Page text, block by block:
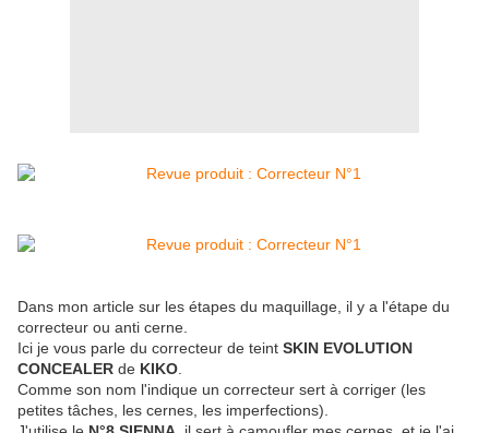
Dans mon article sur les étapes du maquillage, il y a l'étape du
correcteur ou anti cerne.
Ici je vous parle du correcteur de teint SKIN EVOLUTION
CONCEALER de KIKO
Comme son nom l'indique un correcteur sert à corriger (les
petites tâches, les cernes, les imperfections).